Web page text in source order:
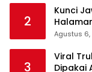
2
Kunci
Teks
Agustus
3
Viral
Dipakai